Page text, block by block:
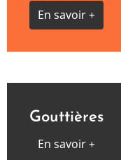
En savoir +
Gouttières
En savoir +